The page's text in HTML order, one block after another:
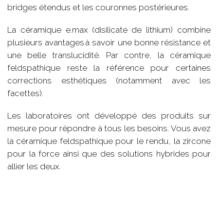
bridges étendus et les couronnes postérieures.
La céramique e.max (disilicate de lithium) combine
plusieurs avantages à savoir une bonne résistance et
une belle translucidité. Par contre, la céramique
feldspathique reste la référence pour certaines
corrections esthétiques (notamment avec les
facettes).
Les laboratoires ont développé des produits sur
mesure pour répondre à tous les besoins. Vous avez
la céramique feldspathique pour le rendu, la zircone
pour la force ainsi que des solutions hybrides pour
allier les deux.